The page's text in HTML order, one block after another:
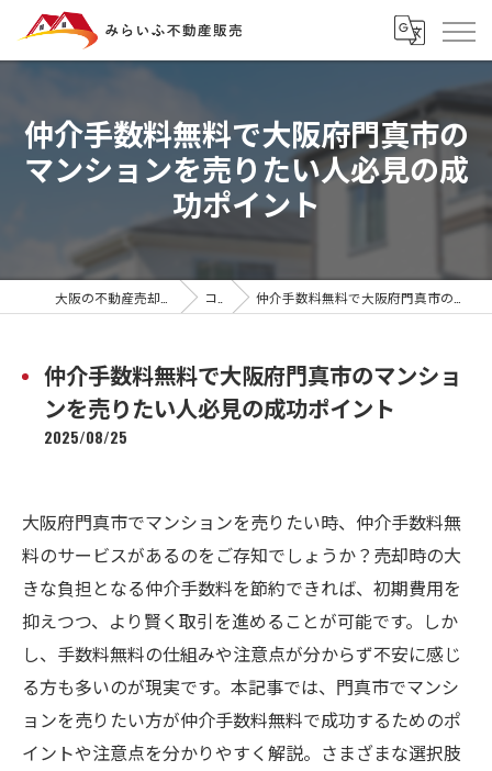
仲介手数料無料で大阪府門真市の
マンションを売りたい人必見の成
功ポイント
コラム 仲介手数料無料で大阪府門真市のマンションを売りたい人必見の成功ポイント
仲介手数料無料で大阪府門真市のマンショ
ンを売りたい人必見の成功ポイント
2025/08/25
大阪府門真市でマンションを売りたい時、仲介手数料無
料のサービスがあるのをご存知でしょうか？売却時の大
きな負担となる仲介手数料を節約できれば、初期費用を
抑えつつ、より賢く取引を進めることが可能です。しか
し、手数料無料の仕組みや注意点が分からず不安に感じ
る方も多いのが現実です。本記事では、門真市でマンシ
ョンを売りたい方が仲介手数料無料で成功するためのポ
イントや注意点を分かりやすく解説。さまざまな選択肢